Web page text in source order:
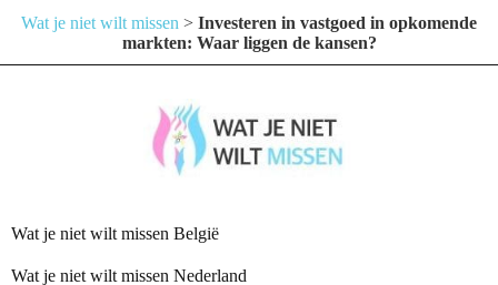
Wat je niet wilt missen > Investeren in vastgoed in opkomende
markten: Waar liggen de kansen?
Wat je niet wilt missen België
Wat je niet wilt missen Nederland